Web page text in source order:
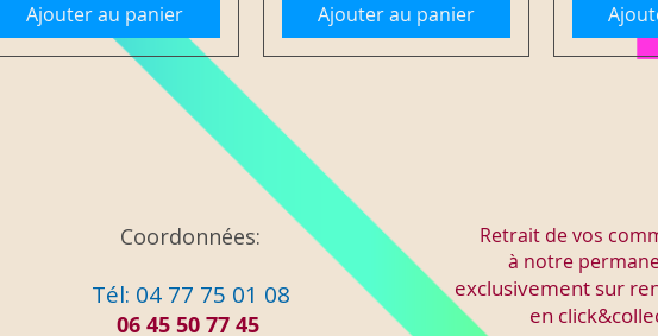
Ajouter au panier Ajouter au panier
Coordonnées:
Tél: 04 77 75 01 08
06 45 50 77 45
Retrait de vos
à notre
exclusivement sur
en